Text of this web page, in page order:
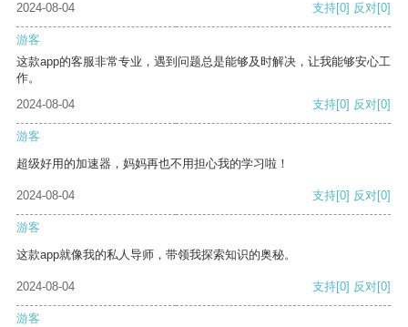
2024-08-04 支持[0] 反对[0]
游客
这款app的客服非常专业，遇到问题总是能够及时解决，让我能够安心工
作。
2024-08-04
支持[0] 反对[0]
游客
超级好用的加速器，妈妈再也不用担心我的学习啦！
2024-08-04 支持[0] 反对[0]
游客
这款app就像我的私人导师，带领我探索知识的奥秘。
2024-08-04 支持[0] 反对[0]
游客